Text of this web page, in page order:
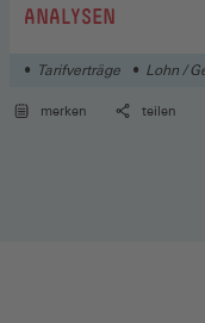
:ANALYSEN
Tarifverträge Lohn /
merken teilen